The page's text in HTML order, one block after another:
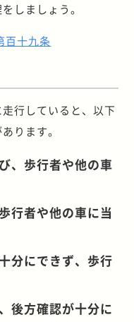
しましょう。
百十九条
行していると、以下
ります。
、歩行者や他の車
行者や他の車に当
分にできず、歩行
後方確認が十分に